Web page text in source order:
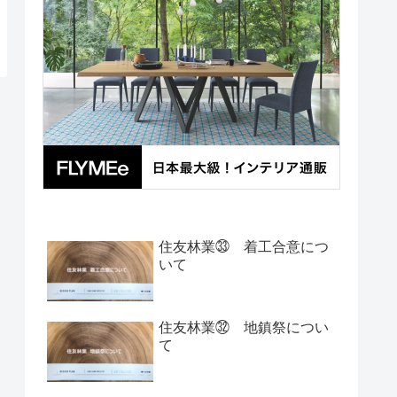
住友林業㉝ 着工合意につ
いて
住友林業㉜ 地鎮祭につい
て